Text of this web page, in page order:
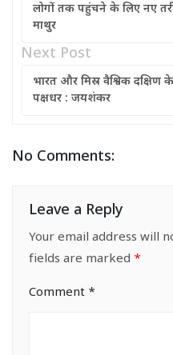
लोगों तक पहुंचने के लिए नए
माथुर
Next Post
भारत और मिस्र वैश्विक दक्षिण
पक्षधर : जयशंकर
No Comments:
Leave a Reply
Your email address will
fields are marked *
Comment *